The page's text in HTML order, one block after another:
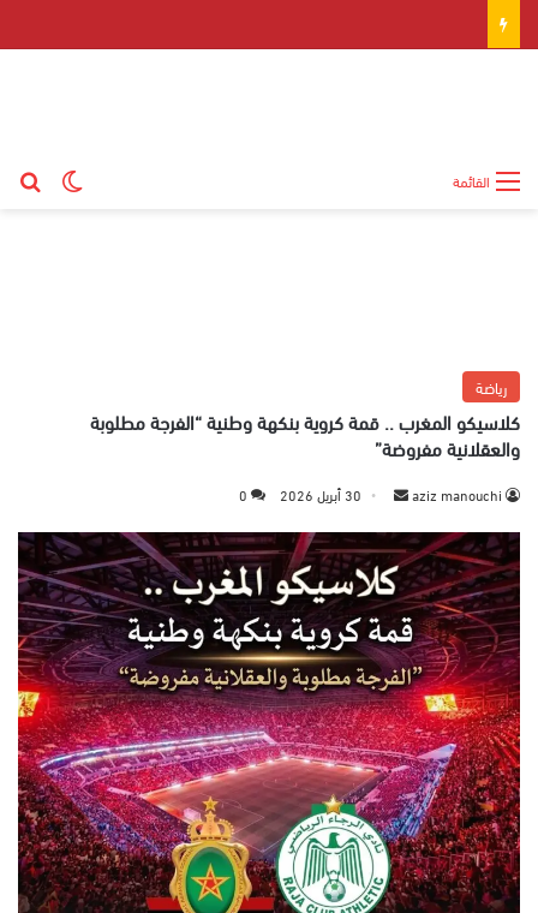
القائمة
رياضة
كلاسيكو المغرب .. قمة كروية بنكهة وطنية “الفرجة مطلوبة
والعقلانية مفروضة”
aziz manouchi
س
ل
ب
ر
ي
د
ا
إ
ل
ك
ت
ر
و
30 أبريل 2026 0